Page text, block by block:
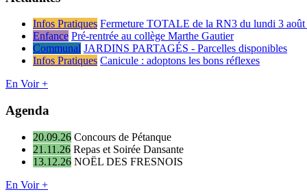
Infos Pratiques Fermeture TOTALE de la RN3 du lundi 3 août
Enfance Pré-rentrée au collège Marthe Gautier
Communal JARDINS PARTAGÉS - Parcelles disponibles
Infos Pratiques Canicule : adoptons les bons réflexes
En Voir +
Agenda
20.09.26 Concours de Pétanque
21.11.26 Repas et Soirée Dansante
13.12.26 NOËL DES FRESNOIS
En Voir +